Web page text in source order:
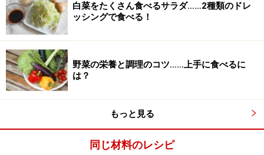
ゴーヤを煮詰める
白菜をたくさん食べるサラダ……2種類のドレ
ッシングで食べる！
野菜の栄養と調理のコツ……上手に食べるに
は？
もっと見る
同じ材料のレシピ